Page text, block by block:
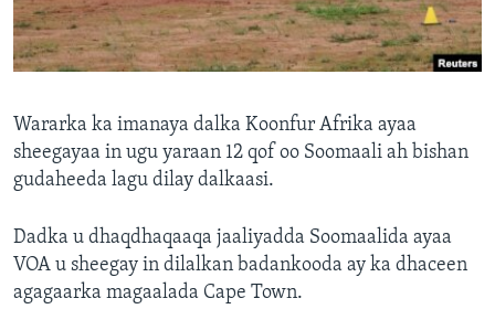
FAAQIDAADDA TODDOBAADKA
DHEXTAALKA TODDOBAADKA
Wararka ka imanaya dalka Koonfur Afrika ayaa
sheegayaa in ugu yaraan 12 qof oo Soomaali ah bishan
gudaheeda lagu dilay dalkaasi.
Dadka u dhaqdhaqaaqa jaaliyadda Soomaalida ayaa
VOA u sheegay in dilalkan badankooda ay ka dhaceen
agagaarka magaalada Cape Town.